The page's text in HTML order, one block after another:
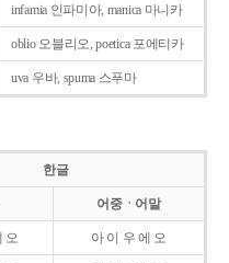
infamia 인파미아, manica 마니카
oblio 오블리오, poetica 포에티카
uva 우바, spuma 스푸마
한글
어중ㆍ어말
오 아 이 우 에 오